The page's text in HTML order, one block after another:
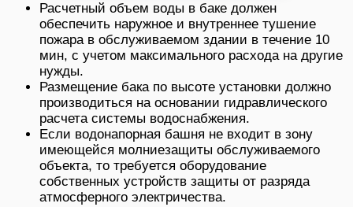
Расчетный объем воды в баке должен
обеспечить наружное и внутреннее тушение
пожара в обслуживаемом здании в течение 10
мин, с учетом максимального расхода на другие
нужды.
Размещение бака по высоте установки должно
производиться на основании гидравлического
расчета системы водоснабжения.
Если водонапорная башня не входит в зону
имеющейся молниезащиты обслуживаемого
объекта, то требуется оборудование
собственных устройств защиты от разряда
атмосферного электричества.